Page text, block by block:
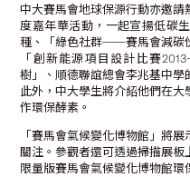
中大賽馬會地球保源行動亦邀
度嘉年華活動，一起宣揚低碳
種、「綠色社群──賽馬會減碳
「創新能源項目設計比賽
樹」、順德聯誼總會李兆基中學
此外，中大學生將介紹他們在
作環保酵素。
「賽馬會氣候變化博物館」將
關注。參觀者還可透過掃描展
限量版賽馬會氣候變化博物館環